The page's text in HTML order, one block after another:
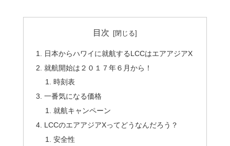
目次
日本からハワイに就航するLCCはエアアジアX
就航開始は２０１７年６月から！
時刻表
一番気になる価格
就航キャンペーン
LCCのエアアジアXってどうなんだろう？
安全性